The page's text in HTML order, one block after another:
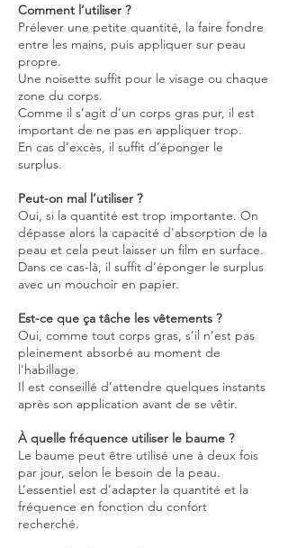
Comment l’utiliser ?
Prélever une petite quantité, la faire fondre
entre les mains, puis appliquer sur peau
propre.
Une noisette suffit pour le visage ou chaque
zone du corps.
Comme il s’agit d’un corps gras pur, il est
important de ne pas en appliquer trop.
En cas d’excès, il suffit d’éponger le
surplus.
Peut-on mal l’utiliser ?
Oui, si la quantité est trop importante. On
dépasse alors la capacité d'absorption de la
peau et cela peut laisser un film en surface.
Dans ce cas-là, il suffit d’éponger le surplus
avec un mouchoir en papier.
Est-ce que ça tâche les vêtements ?
Oui, comme tout corps gras, s’il n’est pas
pleinement absorbé au moment de
l'habillage.
Il est conseillé d’attendre quelques instants
après son application avant de se vêtir.
À quelle fréquence utiliser le baume ?
Le baume peut être utilisé une à deux fois
par jour, selon le besoin de la peau.
L’essentiel est d’adapter la quantité et la
fréquence en fonction du confort
recherché.